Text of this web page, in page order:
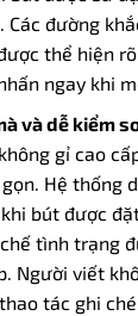
Các đường
thể hiện
ngay khi
và dễ kiểm
gỉ cao
Hệ thống
bút được
tình trạng
Người viết
tác ghi